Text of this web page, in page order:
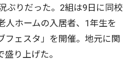
ぶりだった。2組は9日に同校
人ホームの入居者、1年生を
フェスタ」を開催。地元に関
り上げた。